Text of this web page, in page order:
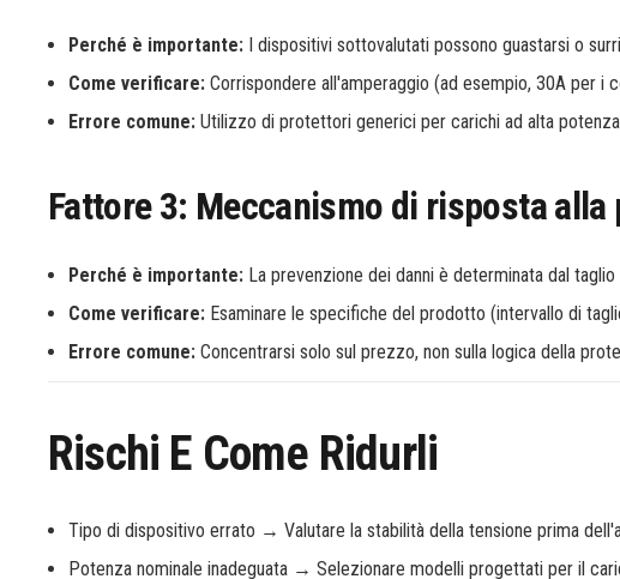
Perché è importante: I dispositivi sottovalutati possono guastarsi o
Come verificare: Corrispondere all'amperaggio (ad esempio, 30A per i
Errore comune: Utilizzo di protettori generici per carichi ad alta
Fattore 3: Meccanismo di risposta alla
Perché è importante: La prevenzione dei danni è determinata dal
Come verificare: Esaminare le specifiche del prodotto (intervallo di
Errore comune: Concentrarsi solo sul prezzo, non sulla logica della
Rischi E Come Ridurli
Tipo di dispositivo errato → Valutare la stabilità della tensione prima
Potenza nominale inadeguata → Selezionare modelli progettati per il